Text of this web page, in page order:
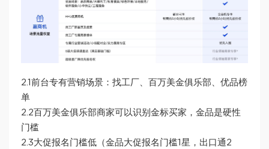
2.1前台专有营销场景：找工厂、百万美金俱乐部、优品榜
单
2.2百万美金俱乐部商家可以识别金标买家，金品是硬性
门槛
2.3大促报名门槛低（金品大促报名门槛1星，出口通2